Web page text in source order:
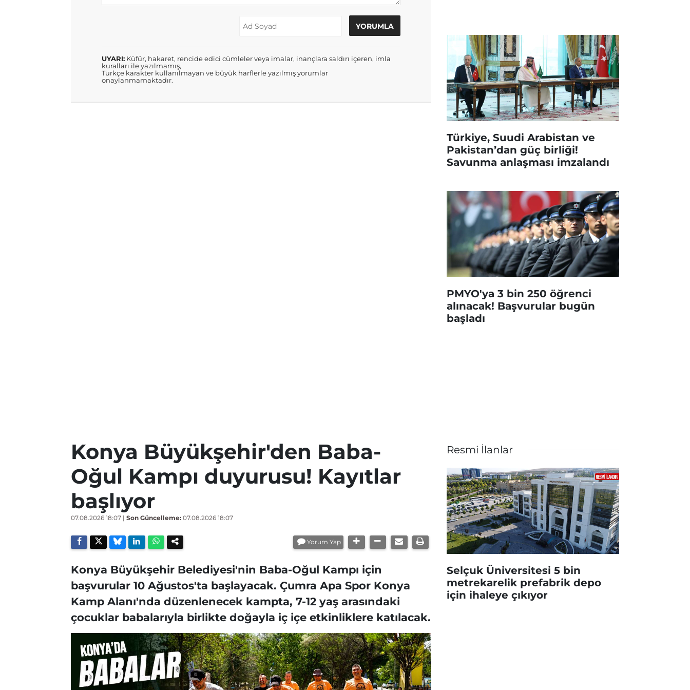
UYARI: Küfür, hakaret, rencide edici cümleler veya imalar, inançlara saldırı içeren, imla
kuralları ile yazılmamış,
Türkçe karakter kullanılmayan ve büyük harflerle yazılmış yorumlar
onaylanmamaktadır.
Türkiye, Suudi Arabistan ve
Pakistan’dan güç birliği!
Savunma anlaşması imzalandı
PMYO'ya 3 bin 250 öğrenci
alınacak! Başvurular bugün
başladı
Konya Büyükşehir'den Baba-
Oğul Kampı duyurusu! Kayıtlar
başlıyor
07.08.2026 18:07 | Son Güncelleme: 07.08.2026 18:07
Yorum Yap
Konya Büyükşehir Belediyesi'nin Baba-Oğul Kampı için
başvurular 10 Ağustos'ta başlayacak. Çumra Apa Spor Konya
Kamp Alanı'nda düzenlenecek kampta, 7-12 yaş arasındaki
çocuklar babalarıyla birlikte doğayla iç içe etkinliklere katılacak.
Resmi İlanlar
Selçuk Üniversitesi 5 bin
metrekarelik prefabrik depo
için ihaleye çıkıyor